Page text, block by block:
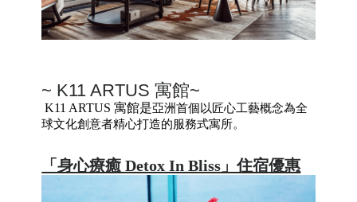
~ K11 ARTUS 寓館~
K11 ARTUS 寓館是亞洲首個以匠心工藝概念為全
球文化創意者精心打造的服務式寓所。
「身心療癒 Detox In Bliss」住宿優惠